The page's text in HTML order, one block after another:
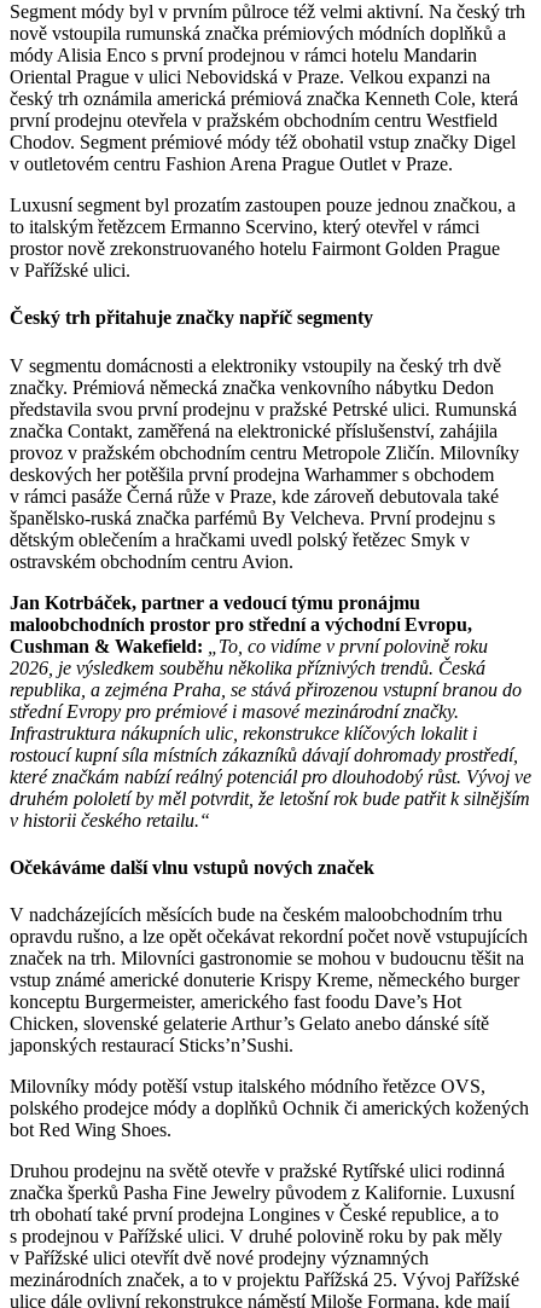
Segment módy byl v prvním půlroce též velmi aktivní. Na český trh
nově vstoupila rumunská značka prémiových módních doplňků a
módy Alisia Enco s první prodejnou v rámci hotelu Mandarin
Oriental Prague v ulici Nebovidská v Praze. Velkou expanzi na
český trh oznámila americká prémiová značka Kenneth Cole, která
první prodejnu otevřela v pražském obchodním centru Westfield
Chodov. Segment prémiové módy též obohatil vstup značky Digel
v outletovém centru Fashion Arena Prague Outlet v Praze.
Luxusní segment byl prozatím zastoupen pouze jednou značkou, a
to italským řetězcem Ermanno Scervino, který otevřel v rámci
prostor nově zrekonstruovaného hotelu Fairmont Golden Prague
v Pařížské ulici.
Český trh přitahuje značky napříč segmenty
V segmentu domácnosti a elektroniky vstoupily na český trh dvě
značky. Prémiová německá značka venkovního nábytku Dedon
představila svou první prodejnu v pražské Petrské ulici. Rumunská
značka Contakt, zaměřená na elektronické příslušenství, zahájila
provoz v pražském obchodním centru Metropole Zličín. Milovníky
deskových her potěšila první prodejna Warhammer s obchodem
v rámci pasáže Černá růže v Praze, kde zároveň debutovala také
španělsko-ruská značka parfémů By Velcheva. První prodejnu s
dětským oblečením a hračkami uvedl polský řetězec Smyk v
ostravském obchodním centru Avion.
Jan Kotrbáček, partner a vedoucí týmu pronájmu
maloobchodních prostor pro střední a východní Evropu,
Cushman & Wakefield:
„To, co vidíme v první polovině roku
2026, je výsledkem souběhu několika příznivých trendů. Česká
republika, a zejména Praha, se stává přirozenou vstupní branou do
střední Evropy pro prémiové i masové mezinárodní značky.
Infrastruktura nákupních ulic, rekonstrukce klíčových lokalit i
rostoucí kupní síla místních zákazníků dávají dohromady prostředí,
které značkám nabízí reálný potenciál pro dlouhodobý růst. Vývoj ve
druhém pololetí by měl potvrdit, že letošní rok bude patřit k silnějším
v historii českého retailu.“
Očekáváme další vlnu vstupů nových značek
V nadcházejících měsících bude na českém maloobchodním trhu
opravdu rušno, a lze opět očekávat rekordní počet nově vstupujících
značek na trh. Milovníci gastronomie se mohou v budoucnu těšit na
vstup známé americké donuterie Krispy Kreme, německého burger
konceptu Burgermeister, amerického fast foodu Dave’s Hot
Chicken, slovenské gelaterie Arthur’s Gelato anebo dánské sítě
japonských restaurací Sticks’n’Sushi.
Milovníky módy potěší vstup italského módního řetězce OVS,
polského prodejce módy a doplňků Ochnik či amerických kožených
bot Red Wing Shoes.
Druhou prodejnu na světě otevře v pražské Rytířské ulici rodinná
značka šperků Pasha Fine Jewelry původem z Kalifornie. Luxusní
trh obohatí také první prodejna Longines v České republice, a to
s prodejnou v Pařížské ulici. V druhé polovině roku by pak měly
v Pařížské ulici otevřít dvě nové prodejny významných
mezinárodních značek, a to v projektu Pařížská 25. Vývoj Pařížské
ulice dále ovlivní rekonstrukce náměstí Miloše Formana, kde mají